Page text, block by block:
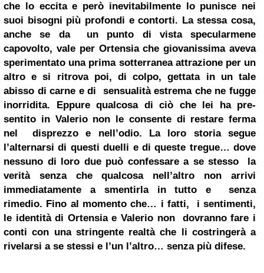
che lo eccita e però inevitabilmente lo punisce nei
suoi bisogni più profondi e contorti. La stessa cosa,
anche se da un punto di vista specularmene
capovolto, vale per Ortensia che giovanissima aveva
sperimentato una prima sotterranea attrazione per un
altro e si ritrova poi, di colpo, gettata in un tale
abisso di carne e di sensualità estrema che ne fugge
inorridita. Eppure qualcosa di ciò che lei ha pre-
sentito in Valerio non le consente di restare ferma
nel disprezzo e nell’odio. La loro storia segue
l’alternarsi di questi duelli e di queste tregue… dove
nessuno di loro due può confessare a se stesso la
verità senza che qualcosa nell’altro non arrivi
immediatamente a smentirla in tutto e senza
rimedio. Fino al momento che… i fatti, i sentimenti,
le identità di Ortensia e Valerio non dovranno fare i
conti con una stringente realtà che li costringerà a
rivelarsi a se stessi e l’un l’altro… senza più difese.